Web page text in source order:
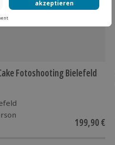
Fotoshooting Bielefeld
199,90 €